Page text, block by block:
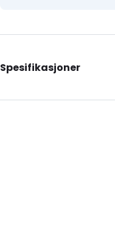
Spesifikasjoner
Additional information: